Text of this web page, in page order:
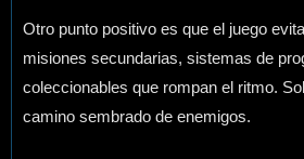
Otro punto positivo es que el juego
misiones secundarias, sistemas de
coleccionables que rompan el ritmo.
camino sembrado de enemigos.